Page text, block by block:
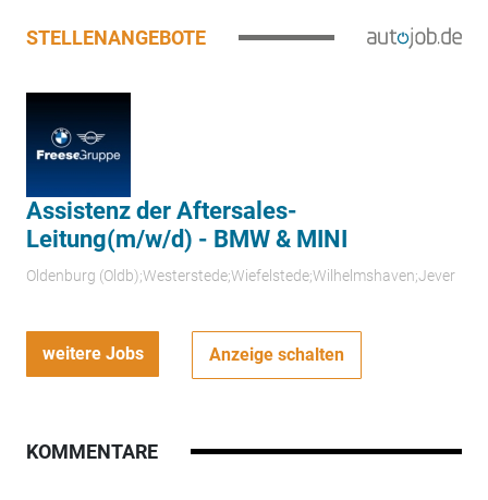
STELLENANGEBOTE
Assistenz der Aftersales-
Leitung(m/w/d) - BMW & MINI
Oldenburg (Oldb);Westerstede;Wiefelstede;Wilhelmshaven;Jever
weitere Jobs Anzeige schalten
KOMMENTARE